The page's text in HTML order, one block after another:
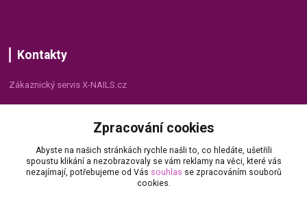
Kontakty
Zákaznický servis X-NAILS.cz
+420 735 055 075
(Po - Pá, 8 - 16 hod.)
info@x-nails.cz
Zpracování cookies
Abyste na našich stránkách rychle našli to, co hledáte, ušetřili
spoustu klikání a nezobrazovaly se vám reklamy na věci, které vás
nezajímají, potřebujeme od Vás souhlas se zpracováním souborů
cookies.